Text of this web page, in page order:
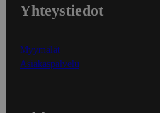
Yhteystiedot
Myymälät
Asiakaspalvelu